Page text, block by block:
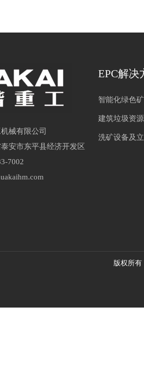
械有限公司
安市东平县经济开发区
7002
EPC解决
智能化绿色
建筑垃圾资
洗矿设备及
版权所